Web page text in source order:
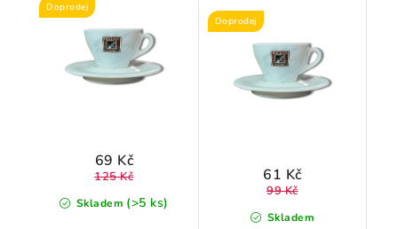
Doprodej
Skladem (>5 ks)
69 Kč
125 Kč
Doprodej
Skladem
61 Kč
99 Kč